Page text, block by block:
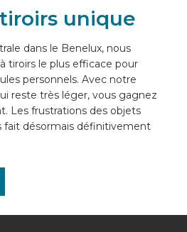
unique
dans le Benelux, nous
tiroirs le plus efficace pour
personnels. Avec notre
reste très léger, vous gagnez
Les frustrations des objets
fait désormais définitivement